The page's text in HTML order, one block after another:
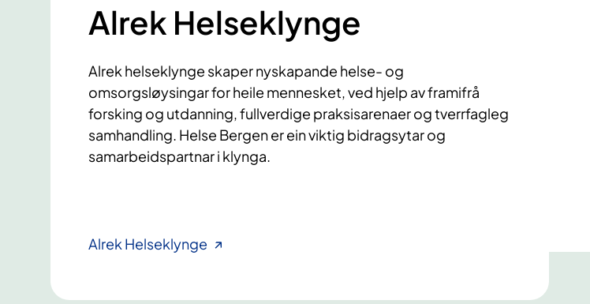
Alrek Helseklynge
Alrek helseklynge skaper nyskapande helse- og
omsorgsløysingar for heile mennesket, ved hjelp av framifrå
forsking og utdanning, fullverdige praksisarenaer og tverrfagleg
samhandling. Helse Bergen er ein viktig bidragsytar og
samarbeidspartnar i klynga.
Alrek Helseklynge